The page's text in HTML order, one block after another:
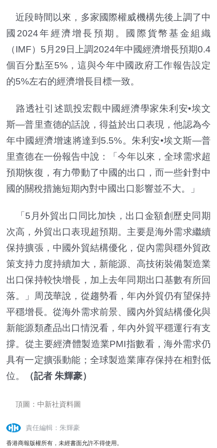
近段時間以來，多家國際權威機構先後上調了中
國2024年經濟增長預期。國際貨幣基金組織
（IMF）5月29日上調2024年中國經濟增長預期0.4
個百分點至5%，這與今年中國政府工作報告設定
的5%左右的經濟增長目標一致。
路透社引述凱投宏觀中國經濟學家朱利安•埃文
斯—普里查德的話說，得益於出口表現，他認為今
年中國經濟增速將達到5.5%。朱利安•埃文斯—普
里查德在一份報告中說：「今年以來，全球需求超
預期恢復，有力帶動了中國的出口，而一些針對中
國的關稅措施短期內對中國出口影響並不大。」
「5月外貿出口同比加快，出口金額創歷史同期
次高，外貿出口表現超預期。主要是海外需求繼續
保持擴張，中國外貿結構優化，促內需與穩外貿政
策支持力度持續加大，新能源、高技術裝備製造業
出口保持較快增長，加上去年同期出口基數有所回
落。」周茂華說，從趨勢看，年內外貿仍有望保持
平穩增長。從海外需求前景、國內外貿結構優化與
新能源類產品出口情況看，年內外貿平穩運行有支
撐。從主要經濟體製造業PMI指數看，海外需求仍
具有一定擴張動能；全球製造業庫存保持在相對低
位。
（記者 朱輝豪）
頂圖：中新社資料圖
責任編輯：朱輝豪
香港商報版權所有，未經書面允許不得使用。